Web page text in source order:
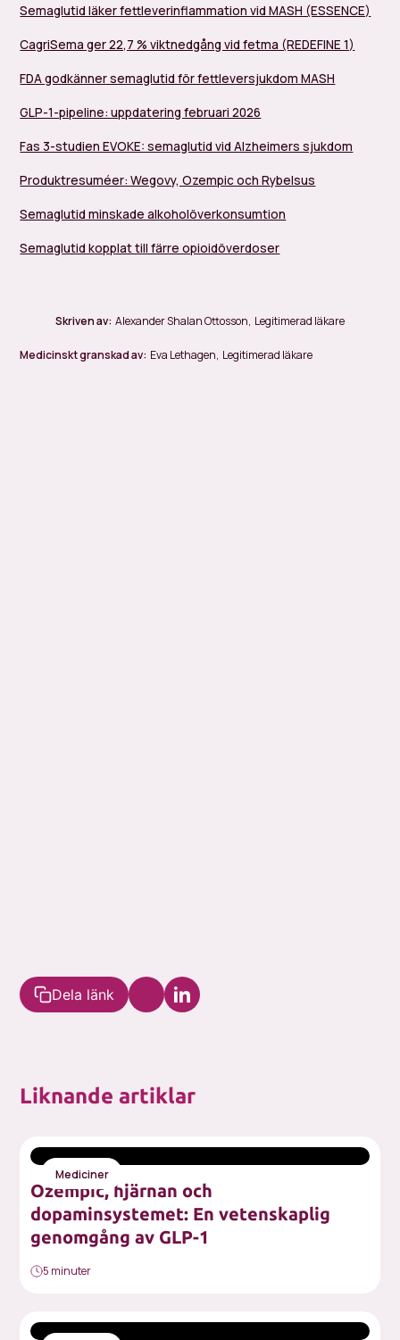
Semaglutid läker fettleverinflammation vid MASH (ESSENCE)
CagriSema ger 22,7 % viktnedgång vid fetma (REDEFINE 1)
FDA godkänner semaglutid för fettleversjukdom MASH
GLP-1-pipeline: uppdatering februari 2026
Fas 3-studien EVOKE: semaglutid vid Alzheimers sjukdom
Produktresuméer: Wegovy, Ozempic och Rybelsus
Semaglutid minskade alkoholöverkonsumtion
Semaglutid kopplat till färre opioidöverdoser
Skriven av: Alexander Shalan Ottosson, Legitimerad läkare
Medicinskt granskad av: Eva Lethagen, Legitimerad läkare
Dela länk
Liknande artiklar
Mediciner
Ozempic, hjärnan och
dopaminsystemet: En vetenskaplig
genomgång av GLP-1
5 minuter